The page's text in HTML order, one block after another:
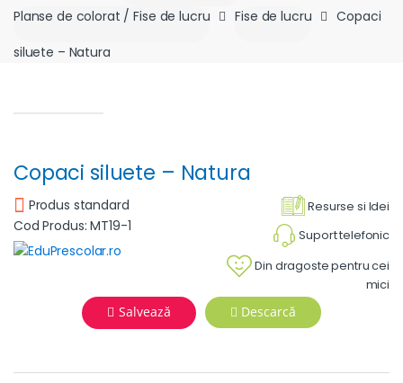
Planse de colorat / Fise de lucru
Fise de lucru
Copaci
siluete – Natura
Copaci siluete – Natura
Resurse si Idei
Suport telefonic
Din dragoste pentru cei
mici
Produs standard
Cod Produs: MT19-1
Salvează Descarcă